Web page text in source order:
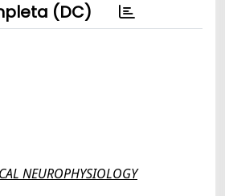
(DC)
NEUROPHYSIOLOGY